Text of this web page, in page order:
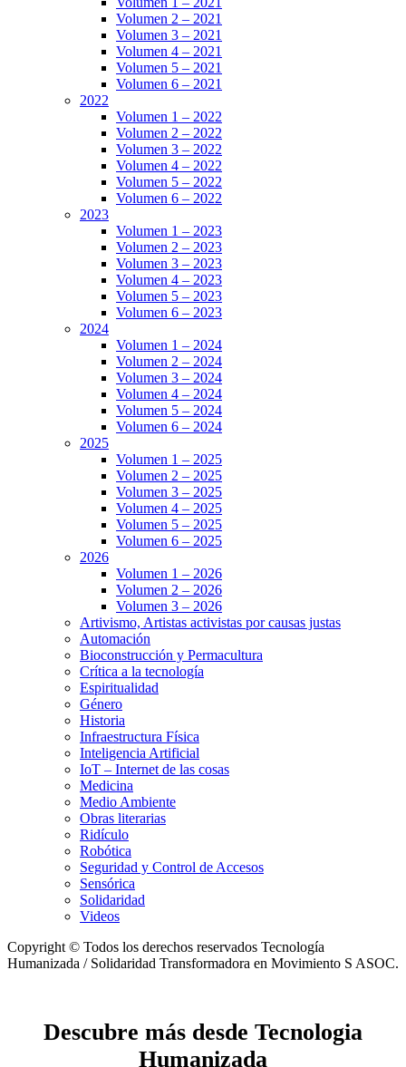
Volumen 2 – 2021
Volumen 3 – 2021
Volumen 4 – 2021
Volumen 5 – 2021
Volumen 6 – 2021
2022
Volumen 1 – 2022
Volumen 2 – 2022
Volumen 3 – 2022
Volumen 4 – 2022
Volumen 5 – 2022
Volumen 6 – 2022
2023
Volumen 1 – 2023
Volumen 2 – 2023
Volumen 3 – 2023
Volumen 4 – 2023
Volumen 5 – 2023
Volumen 6 – 2023
2024
Volumen 1 – 2024
Volumen 2 – 2024
Volumen 3 – 2024
Volumen 4 – 2024
Volumen 5 – 2024
Volumen 6 – 2024
2025
Volumen 1 – 2025
Volumen 2 – 2025
Volumen 3 – 2025
Volumen 4 – 2025
Volumen 5 – 2025
Volumen 6 – 2025
2026
Volumen 1 – 2026
Volumen 2 – 2026
Volumen 3 – 2026
Artivismo, Artistas activistas por causas justas
Automación
Bioconstrucción y Permacultura
Crítica a la tecnología
Espiritualidad
Género
Historia
Infraestructura Física
Inteligencia Artificial
IoT – Internet de las cosas
Medicina
Medio Ambiente
Obras literarias
Ridículo
Robótica
Seguridad y Control de Accesos
Sensórica
Solidaridad
Videos
Copyright © Todos los derechos reservados Tecnología
Humanizada / Solidaridad Transformadora en Movimiento S ASOC.
Descubre más desde Tecnologia
Humanizada